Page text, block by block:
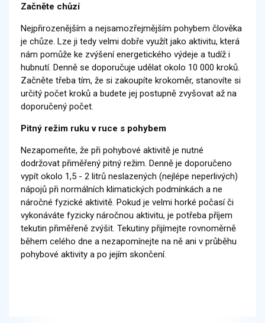
Začněte chůzí
Nejpřirozenějším a nejsamozřejmějším pohybem člověka
je chůze. Lze ji tedy velmi dobře využít jako aktivitu, která
nám pomůže ke zvýšení energetického výdeje a tudíž i
hubnutí. Denně se doporučuje udělat okolo 10 000 kroků.
Začněte třeba tím, že si zakoupíte krokoměr, stanovíte si
určitý počet kroků a budete jej postupně zvyšovat až na
doporučený počet.
Pitný režim ruku v ruce s pohybem
Nezapomeňte, že při pohybové aktivitě je nutné
dodržovat přiměřený pitný režim. Denně je doporučeno
vypít okolo 1,5 - 2 litrů neslazených (nejlépe neperlivých)
nápojů při normálních klimatických podmínkách a ne
náročné fyzické aktivitě. Pokud je velmi horké počasí či
vykonáváte fyzicky náročnou aktivitu, je potřeba příjem
tekutin přiměřeně zvýšit. Tekutiny přijímejte rovnoměrně
během celého dne a nezapomínejte na ně ani v průběhu
pohybové aktivity a po jejím skončení.